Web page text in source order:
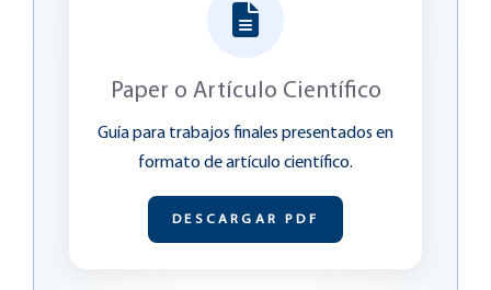
Paper o Artículo Científico
Guía para trabajos finales presentados en
formato de artículo científico.
DESCARGAR PDF